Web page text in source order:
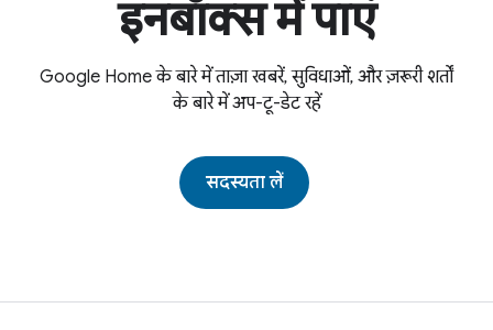
इनबॉक्स में पाएं
Google Home के बारे में ताज़ा खबरें, सुविधाओं, और ज़रूरी शर्तों
के बारे में अप-टू-डेट रहें
सदस्यता लें